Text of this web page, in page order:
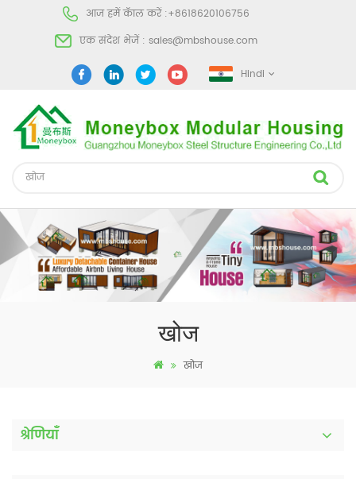
आज हमें कॅाल करें :+8618620106756
एक संदेश भेजें : sales@mbshouse.com
Hindi
खोज
खोज
श्रेणियाँ